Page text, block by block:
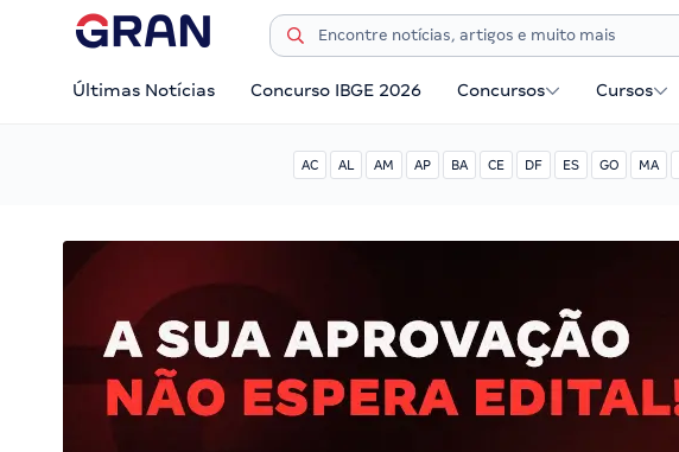
Últimas Notícias Concurso IBGE 2026 Concursos Cursos
AC AL AM AP BA CE DF ES GO MA